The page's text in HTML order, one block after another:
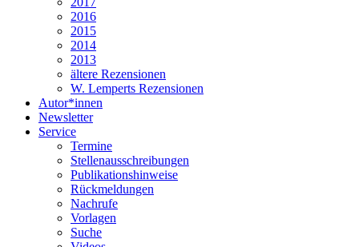
2016
2015
2014
2013
ältere Rezensionen
W. Lemperts Rezensionen
Autor*innen
Newsletter
Service
Termine
Stellenausschreibungen
Publikationshinweise
Rückmeldungen
Nachrufe
Vorlagen
Suche